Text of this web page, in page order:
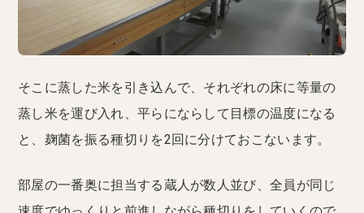
そこに蒸した米を引き込んで、それぞれの床に等量の
蒸し米を運び入れ、平らにならして目標の温度になる
と、麹菌を振る種切りを2回に分けておこないます。
部屋の一番奥に担当する蔵人が数人並び、全員が同じ